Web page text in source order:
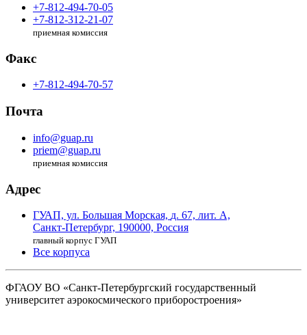
+7-812-494-70-05
+7-812-312-21-07
приемная комиссия
Факс
+7-812-494-70-57
Почта
info@guap.ru
priem@guap.ru
приемная комиссия
Адрес
ГУАП, ул. Большая Морская, д. 67, лит. А,
Санкт-Петербург, 190000, Россия
главный корпус ГУАП
Все корпуса
ФГАОУ ВО «Санкт-Петербургский государственный
университет аэрокосмического приборостроения»